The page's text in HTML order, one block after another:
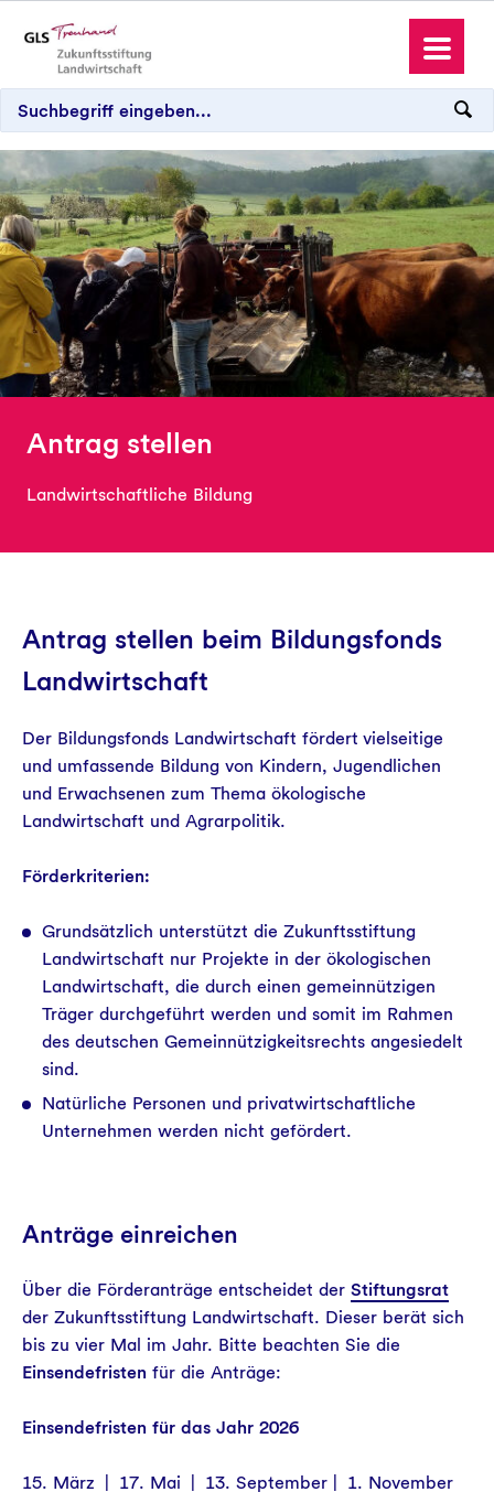
Antrag stellen
Spenden und Schenken
Aktuelles
Antrag stellen
Landwirtschaftliche Bildung
Antrag stellen beim Bildungsfonds
Landwirtschaft
Der Bildungsfonds Landwirtschaft fördert vielseitige
und umfassende Bildung von Kindern, Jugendlichen
und Erwachsenen zum Thema ökologische
Landwirtschaft und Agrarpolitik.
Förderkriterien:
Grundsätzlich unterstützt die Zukunftsstiftung
Landwirtschaft nur Projekte in der ökologischen
Landwirtschaft, die durch einen gemeinnützigen
Träger durchgeführt werden und somit im Rahmen
des deutschen Gemeinnützigkeitsrechts angesiedelt
sind.
Natürliche Personen und privatwirtschaftliche
Unternehmen werden nicht gefördert.
Anträge einreichen
Über die Förderanträge entscheidet der Stiftungsrat
der Zukunftsstiftung Landwirtschaft. Dieser berät sich
bis zu vier Mal im Jahr. Bitte beachten Sie die
Einsendefristen für die Anträge:
Einsendefristen für das Jahr 2026
15. März | 17. Mai | 13. September | 1. November